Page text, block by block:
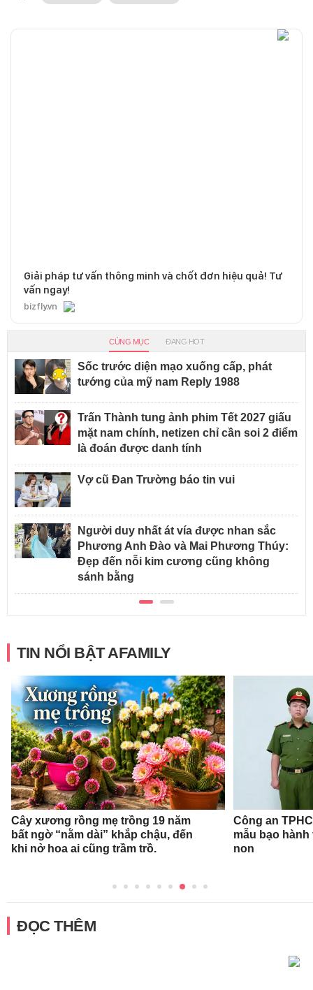
Giải pháp tư vấn thông minh và chốt đơn hiệu quả! Tư
vấn ngay!
bizfly.vn
CÙNG MỤC ĐANG HOT
Sốc trước diện mạo xuống cấp, phát
tướng của mỹ nam Reply 1988
Trấn Thành tung ảnh phim Tết 2027 giấu
mặt nam chính, netizen chỉ cần soi 2 điểm
là đoán được danh tính
Vợ cũ Đan Trường báo tin vui
Người duy nhất át vía được nhan sắc
Phương Anh Đào và Mai Phương Thúy:
Đẹp đến nỗi kim cương cũng không
sánh bằng
TIN NỔI BẬT AFAMILY
Cây xương rồng mẹ trồng 19 năm
bất ngờ “nằm dài” khắp chậu, đến
khi nở hoa ai cũng trầm trồ.
Công an
mẫu bạo
non
ĐỌC THÊM